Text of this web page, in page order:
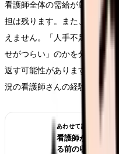
看護師全体の需給が厳しい地
担は残ります。また、急性期
えません。「人手不足がつら
せがつらい」のかを分けて考
返す可能性があります。判断に
況の看護師さんの経験を見る
あわせて読みたい
看護師が夜勤な
る前の収入チェッ